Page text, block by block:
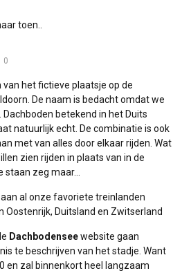
0
van het fictieve plaatsje op de
De naam is bedacht omdat we
betekend in het Duits
natuurlijk echt. De combinatie is ook
met van alles door elkaar rijden. Wat
zien rijden in plaats van in de
zeg maar…
al onze favoriete treinlanden
Oostenrijk, Duitsland en Zwitserland
Dachbodenseewebsite gaan
te beschrijven van het stadje. Want
en zal binnenkort heel langzaam